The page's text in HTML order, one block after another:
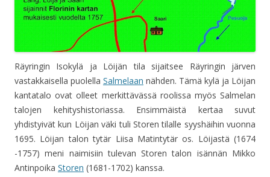
Räyringin Isokylä ja Löijän tila sijaitsee Räyringin järven
vastakkaisella puolella Salmelaan nähden. Tämä kylä ja Löijan
kantatalo ovat olleet merkittävässä roolissa myös Salmelan
talojen kehityshistoriassa. Ensimmäistä kertaa suvut
yhdistyivät kun Löijan väki tuli Storen tilalle syyshäihin vuonna
1695. Löijan talon tytär Liisa Matintytär os. Löijastä (1674
-1757) meni naimisiin tulevan Storen talon isännän Mikko
Antinpoika Storen (1681-1702) kanssa.